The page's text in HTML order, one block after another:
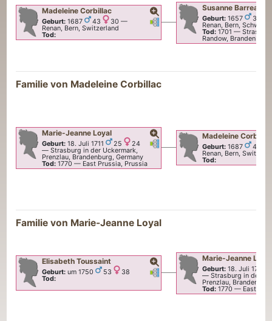
Verknüpfungen
Verknüpfungen
MadeleineCorbillac
Geburt: 1687 43 30 —
Renan, Bern, Switzerland
Tod:
SusanneBarreau
Geburt: 1657 32
Renan, Bern, Schweiz
Tod: 1701 —
Randow,
Familie von MadeleineCorbillac
Verknüpfungen
Verknüpfungen
Marie-JeanneLoyal
Geburt: 18. Juli 1711 25
24
—Strasburg in der Uckermark,
Prenzlau, Brandenburg, Germany
Tod: 1770 — East Prussia, Prussia
MadeleineCorbillac
Geburt: 1687 43
Renan, Bern,
Tod:
Familie von Marie-Jeanne Loyal
Verknüpfungen
Verknüpfungen
ElisabethToussaint
Geburt: um 1750 53
38
Tod:
Marie-JeanneLoyal
Geburt: 18. Juli 1711
—Strasburg in der
Prenzlau,
Tod: 1770 — East